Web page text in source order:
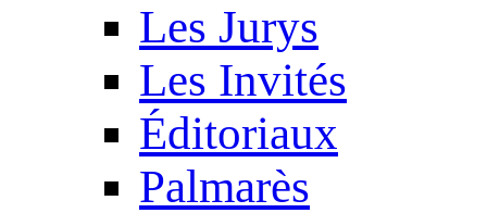
Les Jurys
Les Invités
Éditoriaux
Palmarès